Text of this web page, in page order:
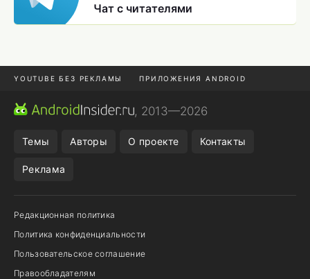
Чат с читателями
YOUTUBE БЕЗ РЕКЛАМЫ ПРИЛОЖЕНИЯ ANDROID
МЕССЕНДЖЕРЫ ONE UI 8.5
, 2013—2026
Темы Авторы О проекте Контакты
Реклама
Редакционная политика
Политика конфиденциальности
Пользовательское соглашение
Правообладателям